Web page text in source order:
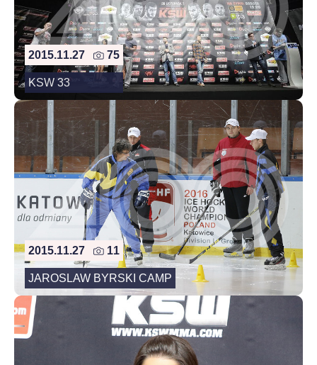
2015.11.27 75
KSW 33
2015.11.27 11
JAROSLAW BYRSKI CAMP